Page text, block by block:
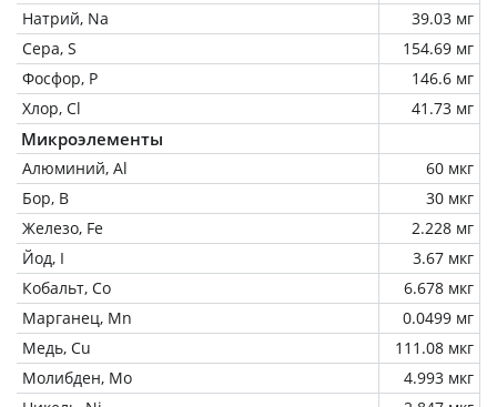
Натрий, Na
39.03 мг
Сера, S
154.69 мг
Фосфор, P
146.6 мг
Хлор, Cl
41.73 мг
Микроэлементы
Алюминий, Al
60 мкг
Бор, B
30 мкг
Железо, Fe
2.228 мг
Йод, I
3.67 мкг
Кобальт, Co
6.678 мкг
Марганец, Mn
0.0499 мг
Медь, Cu
111.08 мкг
Молибден, Mo
4.993 мкг